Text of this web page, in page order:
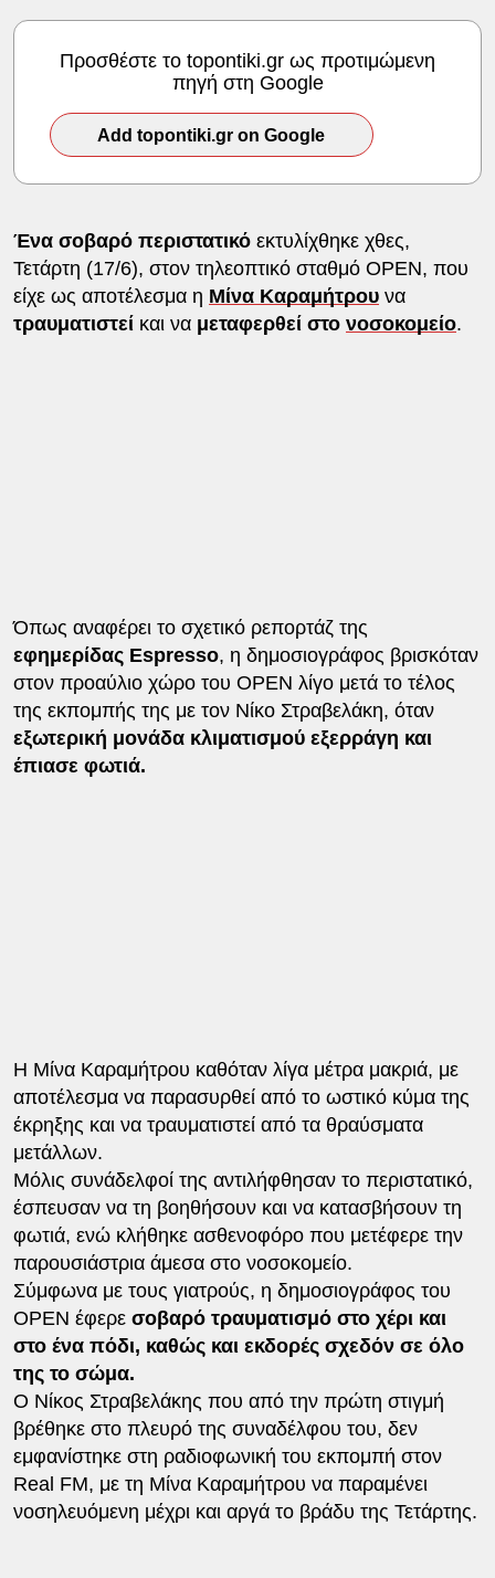
Προσθέστε το topontiki.gr ως προτιμώμενη
πηγή στη Google
Add topontiki.gr on Google
Ένα σοβαρό περιστατικό εκτυλίχθηκε χθες,
Τετάρτη (17/6), στον τηλεοπτικό σταθμό ΟΡΕΝ, που
είχε ως αποτέλεσμα η Μίνα Καραμήτρουνα
τραυματιστεί και να μεταφερθεί στο νοσοκομείο.
Όπως αναφέρει το σχετικό ρεπορτάζ της
εφημερίδας Espresso, η δημοσιογράφος βρισκόταν
στον προαύλιο χώρο του OPEN λίγο μετά το τέλος
της εκπομπής της με τον Νίκο Στραβελάκη, όταν
εξωτερική μονάδα κλιματισμού εξερράγη και
έπιασε φωτιά.
Η Μίνα Καραμήτρου καθόταν λίγα μέτρα μακριά, με
αποτέλεσμα να παρασυρθεί από το ωστικό κύμα της
έκρηξης και να τραυματιστεί από τα θραύσματα
μετάλλων.
Μόλις συνάδελφοί της αντιλήφθησαν το περιστατικό,
έσπευσαν να τη βοηθήσουν και να κατασβήσουν τη
φωτιά, ενώ κλήθηκε ασθενοφόρο που μετέφερε την
παρουσιάστρια άμεσα στο νοσοκομείο.
Σύμφωνα με τους γιατρούς, η δημοσιογράφος του
ΟΡΕΝ έφερε σοβαρό τραυματισμό στο χέρι και
στο ένα πόδι, καθώς και εκδορές σχεδόν σε όλο
της το σώμα.
Ο Νίκος Στραβελάκης που από την πρώτη στιγμή
βρέθηκε στο πλευρό της συναδέλφου του, δεν
εμφανίστηκε στη ραδιοφωνική του εκπομπή στον
Real FM, με τη Μίνα Καραμήτρου να παραμένει
νοσηλευόμενη μέχρι και αργά το βράδυ της Τετάρτης.